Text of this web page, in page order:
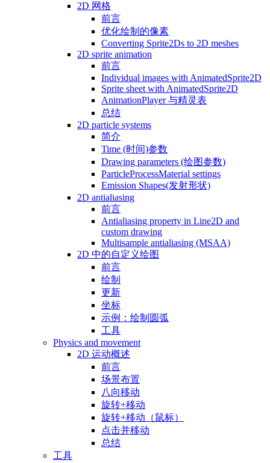
2D 网格
前言
优化绘制的像素
Converting Sprite2Ds to 2D meshes
2D sprite animation
前言
Individual images with AnimatedSprite2D
Sprite sheet with AnimatedSprite2D
AnimationPlayer 与精灵表
总结
2D particle systems
简介
Time (时间)参数
Drawing parameters (绘图参数)
ParticleProcessMaterial settings
Emission Shapes(发射形状)
2D antialiasing
前言
Antialiasing property in Line2D and
custom drawing
Multisample antialiasing (MSAA)
2D 中的自定义绘图
前言
绘制
更新
坐标
示例：绘制圆弧
工具
Physics and movement
2D 运动概述
前言
场景布置
八向移动
旋转+移动
旋转+移动（鼠标）
点击并移动
总结
工具